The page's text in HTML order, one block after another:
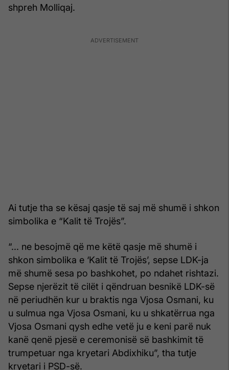
shpreh Molliqaj.
Ai tutje tha se kësaj qasje të saj më shumë i shkon
simbolika e “Kalit të Trojës”.
“... ne besojmë që me këtë qasje më shumë i
shkon simbolika e ‘Kalit të Trojës’, sepse LDK-ja
më shumë sesa po bashkohet, po ndahet rishtazi.
Sepse njerëzit të cilët i qëndruan besnikë LDK-së
në periudhën kur u braktis nga Vjosa Osmani, ku
u sulmua nga Vjosa Osmani, ku u shkatërrua nga
Vjosa Osmani qysh edhe vetë ju e keni parë nuk
kanë qenë pjesë e ceremonisë së bashkimit të
trumpetuar nga kryetari Abdixhiku”, tha tutje
kryetari i PSD-së.